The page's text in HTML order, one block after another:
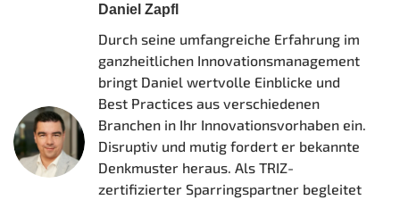
Daniel Zapfl
Durch seine umfangreiche Erfahrung im
ganzheitlichen Innovationsmanagement
bringt Daniel wertvolle Einblicke und
Best Practices aus verschiedenen
Branchen in Ihr Innovationsvorhaben ein.
Disruptiv und mutig fordert er bekannte
Denkmuster heraus. Als TRIZ-
zertifizierter Sparringspartner begleitet